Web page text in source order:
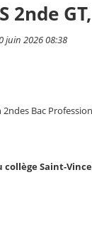
2nde
juin 2026 08:38
Bac
Saint-